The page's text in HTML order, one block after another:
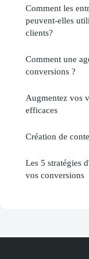
Comment les
peuvent-elles
clients?
Comment une
conversions ?
Augmentez vos
efficaces
Création de
Les 5 stratégies
vos conversions